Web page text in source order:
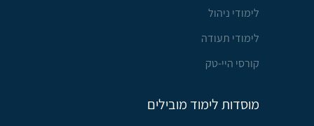
לימודי ניהול
לימודי תעודה
קורסי היי-טק
מוסדות לימוד מובילים